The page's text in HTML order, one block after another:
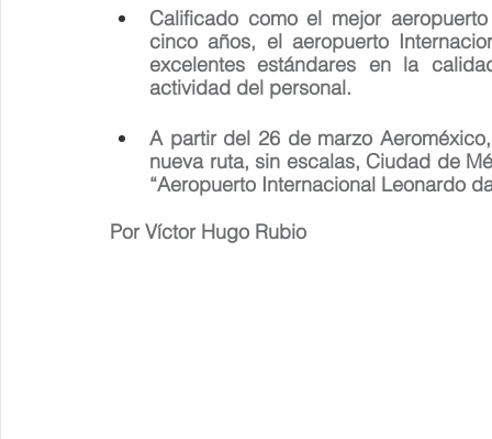
Calificado como el mejor
cinco años, el aeropuerto
excelentes estándares en la
actividad del personal.
A partir del 26 de marzo
nueva ruta, sin escalas, Ciudad de
“Aeropuerto Internacional Leonardo
Por Víctor Hugo Rubio